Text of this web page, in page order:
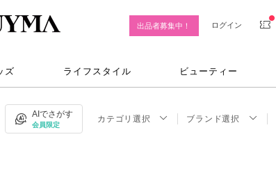
出品者募集中！ ログイン
ズ ライフスタイル ビューティー
AIでさがす
会員限定
カテゴリ選択 ブランド選択